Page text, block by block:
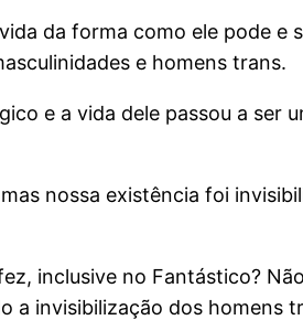
da forma como ele pode e
e homens trans.
e a vida dele passou a ser
nossa existência foi
inclusive no Fantástico?
invisibilização dos homens